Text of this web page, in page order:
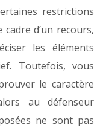
restrictions
d’un recours,
les éléments
Toutefois, vous
le caractère
au défenseur
ne sont pas